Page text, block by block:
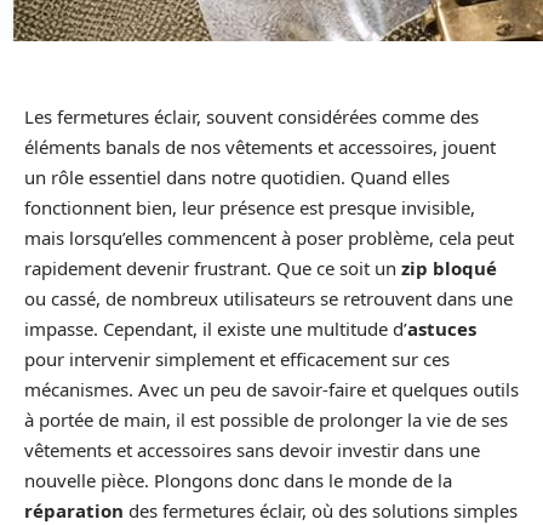
Les fermetures éclair, souvent considérées comme des
éléments banals de nos vêtements et accessoires, jouent
un rôle essentiel dans notre quotidien. Quand elles
fonctionnent bien, leur présence est presque invisible,
mais lorsqu’elles commencent à poser problème, cela peut
rapidement devenir frustrant. Que ce soit un zip bloqué
ou cassé, de nombreux utilisateurs se retrouvent dans une
impasse. Cependant, il existe une multitude d’astuces
pour intervenir simplement et efficacement sur ces
mécanismes. Avec un peu de savoir-faire et quelques outils
à portée de main, il est possible de prolonger la vie de ses
vêtements et accessoires sans devoir investir dans une
nouvelle pièce. Plongons donc dans le monde de la
réparation des fermetures éclair, où des solutions simples